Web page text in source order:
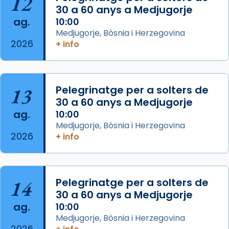
Santes a Mataró»🥵.
Photo
View on Facebook · Share
2 weeks ago
Jaume, fill de Zebedeu, és juntament amb el
seu germà Joan i Pere un dels que
acompanyava més de prop Jesús.
Segons el llibre dels Fets (12,2) fou el primer
apòstol màrtir, decapitat a Jerusalem per
Herodes Agripa (vers l'any 44).
Patró de Galícia, després de les invasions
musulmanes fou venerat com a patró dels
Regnes castellans i més tard de tota
ag.
2026
30 a 60 anys a Medjugorje
10:00
Medjugorje, Bòsnia i Herzegovina
+ info
13
ag.
2026
Pelegrinatge per a solters de
30 a 60 anys a Medjugorje
10:00
Medjugorje, Bòsnia i Herzegovina
+ info
14
ag.
Pelegrinatge per a solters de
30 a 60 anys a Medjugorje
10:00
Medjugorje, Bòsnia i Herzegovina